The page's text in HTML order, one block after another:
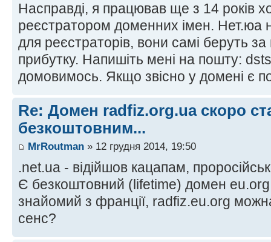
Насправді, я працював ще з 14 років
реєстратором доменних імен. Нет.юа
для реєстраторів, вони самі беруть
прибутку. Напишіть мені на пошту:
домовимось. Якщо звісно у домені є
Re: Домен radfiz.org.ua скоро
безкоштовним...
MrRoutman » 12 грудня 2014, 19:50
.net.ua - відійшов кацапам,
Є безкоштовний (lifetime) домен eu.org,
знайомий з франції, radfiz.eu.org
сенс?